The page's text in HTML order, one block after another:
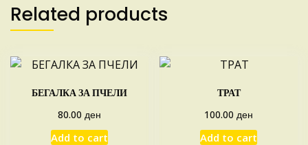
Related products
БЕГАЛКА ЗА ПЧЕЛИ
80.00 ден
Add to cart
ТРАТ
100.00ден
Add to cart